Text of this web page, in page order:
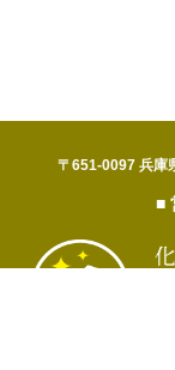
〒651-0097 兵庫
■